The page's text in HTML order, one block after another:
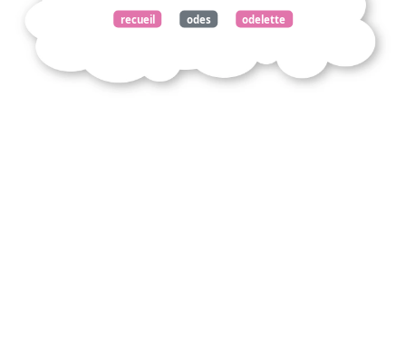
recueil odes odelette